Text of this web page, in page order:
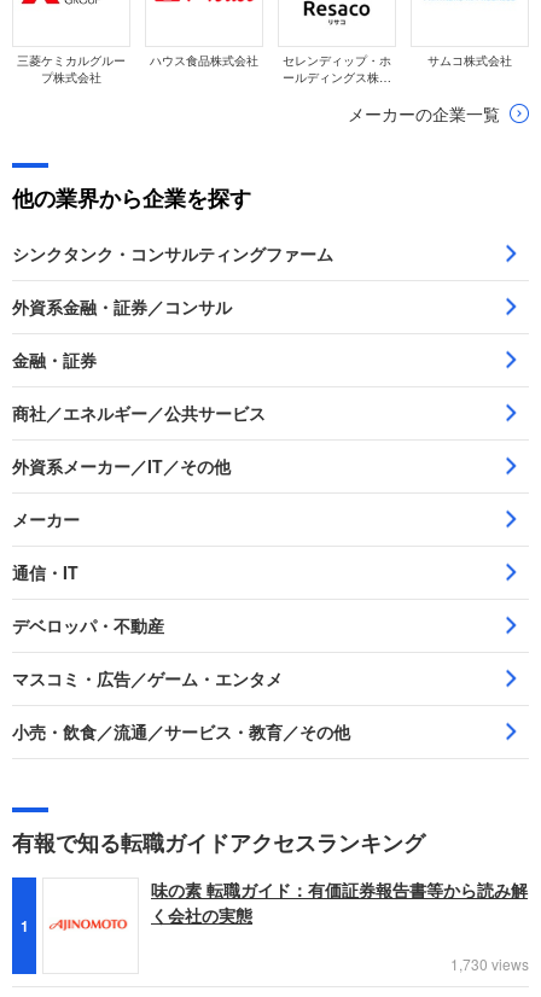
三菱ケミカルグルー
プ株式会社
ハウス食品株式会社
セレンディップ・ホ
ールディングス株式
サムコ株式会社
メーカーの企業一覧
他の業界から企業を探す
シンクタンク・コンサルティングファーム
外資系金融・証券／コンサル
金融・証券
商社／エネルギー／公共サービス
外資系メーカー／IT／その他
メーカー
通信・IT
デベロッパ・不動産
マスコミ・広告／ゲーム・エンタメ
小売・飲食／流通／サービス・教育／その他
有報で知る転職ガイドアクセスランキング
1
味の素 転職ガイド：有価証券報告書等から読み解
く会社の実態
1,730 views